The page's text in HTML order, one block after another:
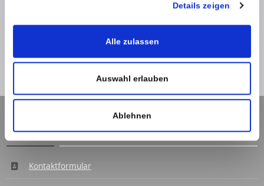
Details zeigen
Alle zulassen
Auswahl erlauben
Ablehnen
Zurück Absenden
Navigation
Kontaktformular